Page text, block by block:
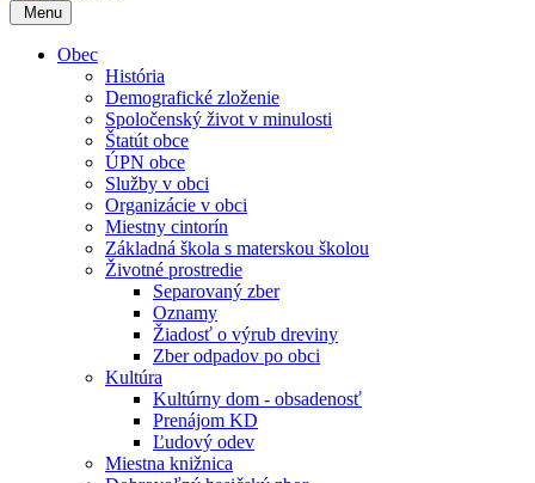
Menu
Obec
História
Demografické zloženie
Spoločenský život v minulosti
Štatút obce
ÚPN obce
Služby v obci
Organizácie v obci
Miestny cintorín
Základná škola s materskou školou
Životné prostredie
Separovaný zber
Oznamy
Žiadosť o výrub dreviny
Zber odpadov po obci
Kultúra
Kultúrny dom - obsadenosť
Prenájom KD
Ľudový odev
Miestna knižnica